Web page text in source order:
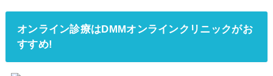
オンライン診療はDMMオンラインクリニックがお
すすめ!